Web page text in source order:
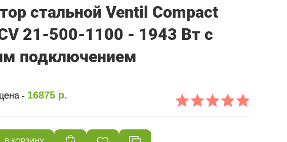
стальной Ventil Compact
21-500-1100 - 1943 Вт с
подключением
- 16875 р.